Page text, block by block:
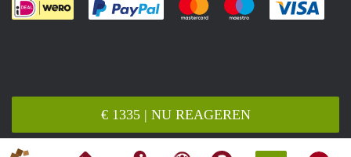
€ 1335 | NU REAGEREN
Je rekent gemakkelijk af met Paypal
Je rekent gemakkelijk af met
Je rekent